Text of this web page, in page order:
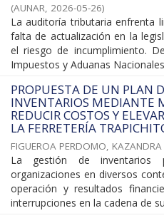
(AUNAR, 2026-05-26)
La auditoría tributaria enfrenta
falta de actualización en la
el riesgo de incumplimiento.
Impuestos y Aduanas
PROPUESTA DE UN PLAN
INVENTARIOS MEDIANTE
REDUCIR COSTOS Y
LA FERRETERÍA
FIGUEROA PERDOMO, KAZANDRA
La gestión de inventarios
organizaciones en diversos
operación y resultados
interrupciones en la cadena de